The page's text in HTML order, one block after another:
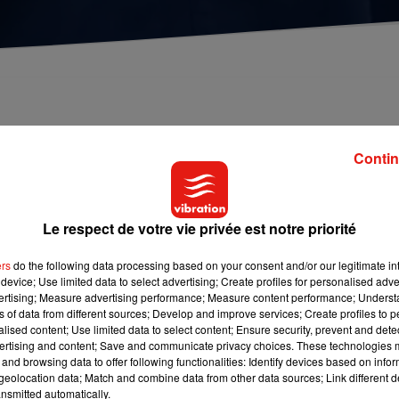
Maine et Loire a été retrouvé mort avant-hier. Son corps a été
pêcheur qui l’a découvert. L’autopsie a confirmé qu’il
à Thiron-Gardais. Un piéton est mort aux alentours de 18
Denis-d’Authou. Il a été percuté par une voiture.
au moment de l’accident.
Le respect de votre vie privée est notre priorité
do the following data processing based on your consent and/or our legitimate
Use limited data to select advertising; Create profiles for personalised
Measure advertising performance; Measure content performance;
of data from different sources; Develop and improve services; Create profiles to
content; Use limited data to select content; Ensure security, prevent and
and content; Save and communicate privacy choices. These technologies
browsing data to offer following functionalities: Identify devices based on
data; Match and combine data from other data sources; Link different
automatically.